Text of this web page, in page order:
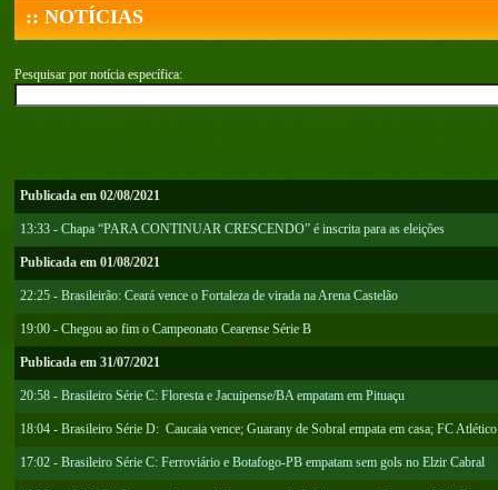
:: NOTÍCIAS
Pesquisar por notícia específica:
Publicada em 02/08/2021
13:33 - Chapa “PARA CONTINUAR CRESCENDO” é inscrita para as eleições
Publicada em 01/08/2021
22:25 - Brasileirão: Ceará vence o Fortaleza de virada na Arena Castelão
19:00 - Chegou ao fim o Campeonato Cearense Série B
Publicada em 31/07/2021
20:58 - Brasileiro Série C: Floresta e Jacuipense/BA empatam em Pituaçu
18:04 - Brasileiro Série D: Caucaia vence; Guarany de Sobral empata em casa; FC
17:02 - Brasileiro Série C: Ferroviário e Botafogo-PB empatam sem gols no Elzir Cabral